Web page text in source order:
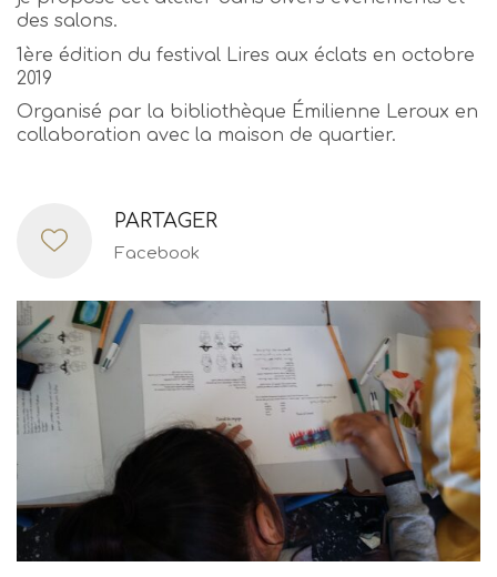
des salons.
1ère édition du festival Lires aux éclats en octobre
2019
Organisé par la bibliothèque Émilienne Leroux en
collaboration avec la maison de quartier.
PARTAGER
Facebook